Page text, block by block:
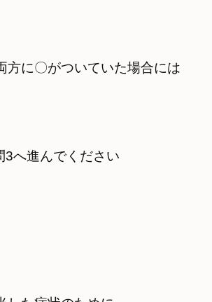
方に〇がついていた場合には
3へ進んでください